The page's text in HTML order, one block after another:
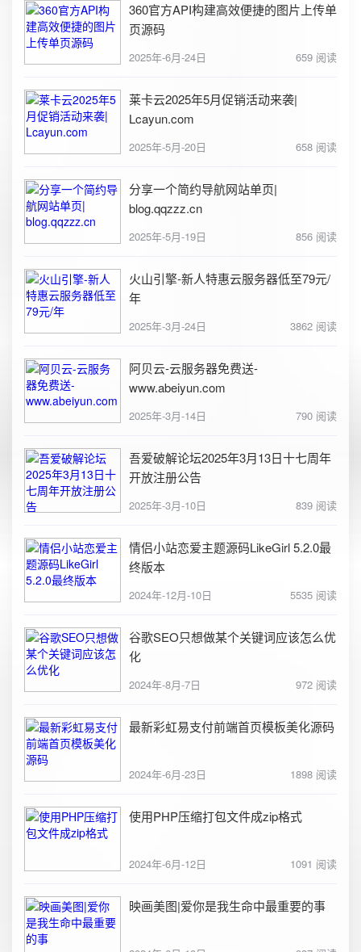
360官方API构建高效便捷的图片上传单
页源码
2025年-6月-24日 659 阅读
莱卡云2025年5月促销活动来袭|
Lcayun.com
2025年-5月-20日 658 阅读
分享一个简约导航网站单页|
blog.qqzzz.cn
2025年-5月-19日 856 阅读
火山引擎-新人特惠云服务器低至79元/
年
2025年-3月-24日 3862 阅读
阿贝云-云服务器免费送-
www.abeiyun.com
2025年-3月-14日 790 阅读
吾爱破解论坛2025年3月13日十七周年
开放注册公告
2025年-3月-10日 839 阅读
情侣小站恋爱主题源码LikeGirl 5.2.0最
终版本
2024年-12月-10日 5535 阅读
谷歌SEO只想做某个关键词应该怎么优
化
2024年-8月-7日 972 阅读
最新彩虹易支付前端首页模板美化源码
2024年-6月-23日 1898 阅读
使用PHP压缩打包文件成zip格式
2024年-6月-12日 1091 阅读
映画美图|爱你是我生命中最重要的事